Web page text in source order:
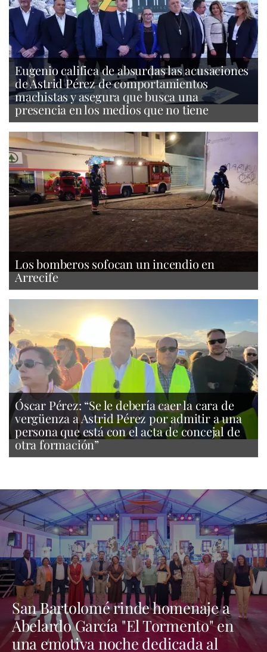
Eugenio califica de absurdas las acusaciones
de Astrid Pérez de comportamientos
machistas y asegura que busca una
presencia en los medios que no tiene
Los bomberos sofocan un incendio en
Arrecife
Óscar Pérez: “Se le debería caer la cara de
vergüenza a Astrid Pérez por admitir a una
persona que está con el acta de concejal de
otra formación”
San Bartolomé rinde homenaje a
Abelardo García "El Tormento" en
una emotiva noche dedicada al